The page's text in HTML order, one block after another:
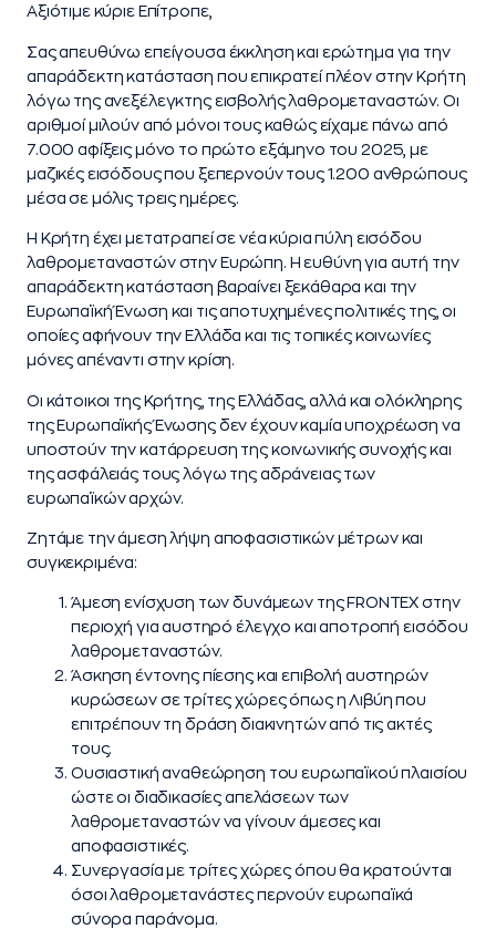
Αξιότιμε κύριε Επίτροπε,
Σας απευθύνω επείγουσα έκκληση και ερώτημα για την
απαράδεκτη κατάσταση που επικρατεί πλέον στην Κρήτη
λόγω της ανεξέλεγκτης εισβολής λαθρομεταναστών. Οι
αριθμοί μιλούν από μόνοι τους καθώς είχαμε πάνω από
7.000 αφίξεις μόνο το πρώτο εξάμηνο του 2025, με
μαζικές εισόδους που ξεπερνούν τους 1.200 ανθρώπους
μέσα σε μόλις τρεις ημέρες.
Η Κρήτη έχει μετατραπεί σε νέα κύρια πύλη εισόδου
λαθρομεταναστών στην Ευρώπη. Η ευθύνη για αυτή την
απαράδεκτη κατάσταση βαραίνει ξεκάθαρα και την
Ευρωπαϊκή Ένωση και τις αποτυχημένες πολιτικές της, οι
οποίες αφήνουν την Ελλάδα και τις τοπικές κοινωνίες
μόνες απέναντι στην κρίση.
Οι κάτοικοι της Κρήτης, της Ελλάδας, αλλά και ολόκληρης
της Ευρωπαϊκής Ένωσης δεν έχουν καμία υποχρέωση να
υποστούν την κατάρρευση της κοινωνικής συνοχής και
της ασφάλειάς τους λόγω της αδράνειας των
ευρωπαϊκών αρχών.
Ζητάμε την άμεση λήψη αποφασιστικών μέτρων και
συγκεκριμένα:
Άμεση ενίσχυση των δυνάμεων της FRONTEX στην
περιοχή για αυστηρό έλεγχο και αποτροπή εισόδου
λαθρομεταναστών.
Άσκηση έντονης πίεσης και επιβολή αυστηρών
κυρώσεων σε τρίτες χώρες όπως η Λιβύη που
επιτρέπουν τη δράση διακινητών από τις ακτές
τους.
Ουσιαστική αναθεώρηση του ευρωπαϊκού πλαισίου
ώστε οι διαδικασίες απελάσεων των
λαθρομεταναστών να γίνουν άμεσες και
αποφασιστικές.
Συνεργασία με τρίτες χώρες όπου θα κρατούνται
όσοι λαθρομετανάστες περνούν ευρωπαϊκά
σύνορα παράνομα.